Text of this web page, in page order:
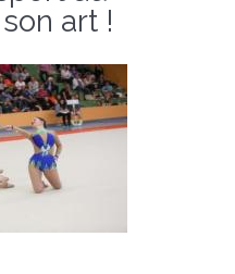
art !